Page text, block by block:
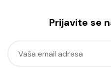
Prijavite se